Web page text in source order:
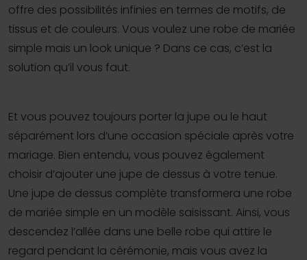
offre des possibilités infinies en termes de motifs, de
tissus et de couleurs. Vous voulez une robe de mariée
simple mais un look unique ? Dans ce cas, c’est la
solution qu’il vous faut.
Et vous pouvez toujours porter la jupe ou le haut
séparément lors d’une occasion spéciale après votre
mariage. Bien entendu, vous pouvez également
choisir d’ajouter une jupe de dessus à votre tenue.
Une jupe de dessus complète transformera une robe
de mariée simple en un modèle saisissant. Ainsi, vous
descendez l’allée dans une belle robe qui attire le
regard pendant la cérémonie, mais vous avez la